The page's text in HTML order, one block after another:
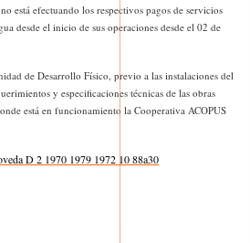
está efectuando los respectivos pagos de servicios
desde el inicio de sus operaciones desde el 02 de
de Desarrollo Físico, previo a las instalaciones del
y especificaciones técnicas de las obras
está en funcionamiento la Cooperativa ACOPUS
D 2 1970 1979 1972 10 88a30